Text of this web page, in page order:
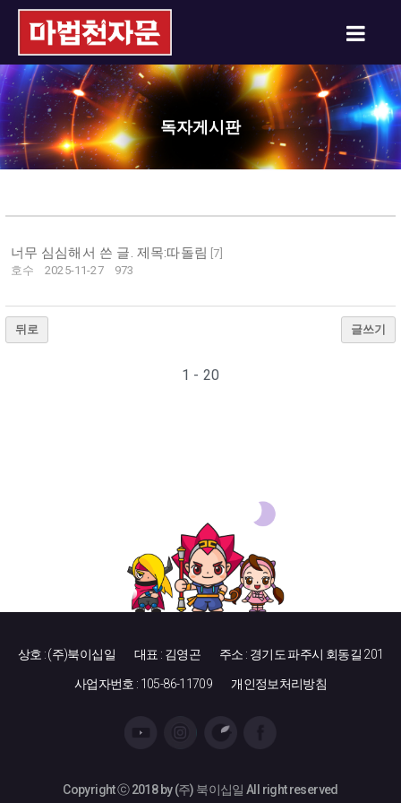
독자게시판
너무 심심해서 쓴 글. 제목:따돌림 7
호수
2025-11-27 973
뒤로 글쓰기
1 - 20
상호 : (주)북이십일 대표 : 김영곤 주소 : 경기도 파주시 회동길 201
사업자번호 : 105-86-11709 개인정보처리방침
Copyright ⓒ 2018 by (주) 북이십일 All right reserved